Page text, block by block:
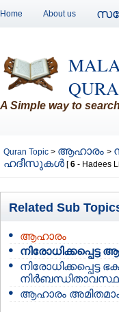
Home About us
A Simple way to
Quran Topic > ആഹാരം >
ഹദീസുകള്‍ [6 - Hadees
Related Sub
ആഹാരം
നിരോധിക്കപ്പെട്ട
നിരോധിക്കപ്പെട്ട
ആഹാരം